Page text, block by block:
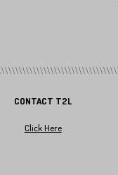
CONTACT T2L
Click Here